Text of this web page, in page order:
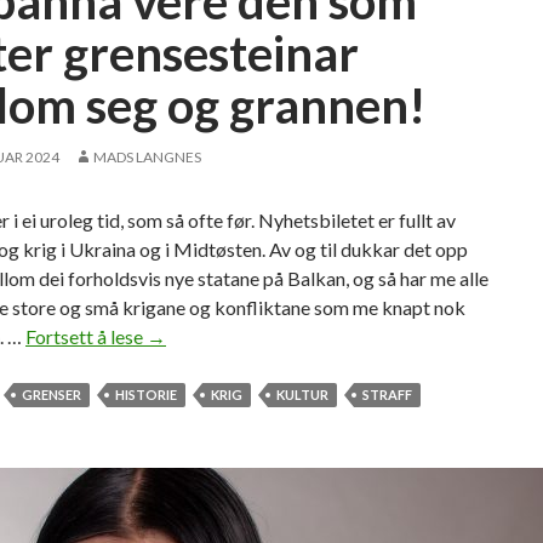
n
e
r
grensesteinar
seg og grannen!
2024 MADS LANGNES
i ei uroleg tid, som så ofte før. Nyhetsbiletet er fullt av
krig i Ukraina og i Midtøsten. Av og til dukkar det opp
dei forholdsvis nye statane på Balkan, og så har me alle
store og små krigane og konfliktane som me knapt nok
… Fortsett å lese F
r
→
GRENSER HISTORIE KRIG KULTUR STRAFF